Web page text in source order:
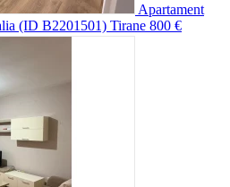
Apartament
(ID B2201501) Tirane 800 €